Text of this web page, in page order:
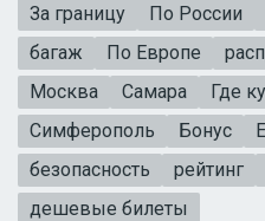
За границу По России
багаж
По Европе
Москва
Самара Где
Симферополь
Бонус
безопасность
рейтинг
дешевые билеты